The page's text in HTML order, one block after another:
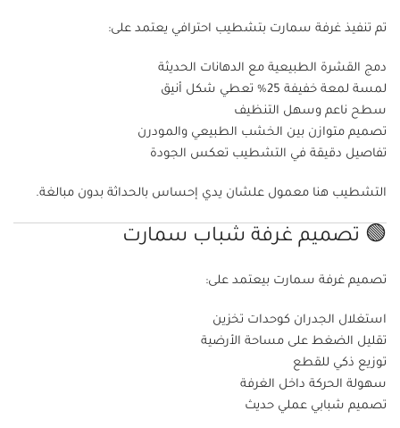
تم تنفيذ غرفة سمارت بتشطيب احترافي يعتمد على:
دمج القشرة الطبيعية مع الدهانات الحديثة
لمسة لمعة خفيفة 25% تعطي شكل أنيق
سطح ناعم وسهل التنظيف
تصميم متوازن بين الخشب الطبيعي والمودرن
تفاصيل دقيقة في التشطيب تعكس الجودة
التشطيب هنا معمول علشان يدي إحساس بالحداثة بدون مبالغة.
🟢 تصميم غرفة شباب سمارت
تصميم غرفة سمارت بيعتمد على:
استغلال الجدران كوحدات تخزين
تقليل الضغط على مساحة الأرضية
توزيع ذكي للقطع
سهولة الحركة داخل الغرفة
تصميم شبابي عملي حديث